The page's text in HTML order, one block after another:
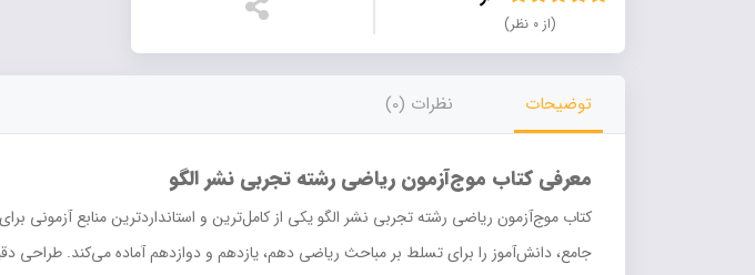
(از ۰ نظر)
توضیحات نظرات (0)
معرفی کتاب موج‌آزمون ریاضی رشته تجربی نشر الگو
کتاب موج‌آزمون ریاضی رشته تجربی نشر الگو یکی از کامل‌ترین و استانداردترین منابع آزمونی
جامع، دانش‌آموز را برای تسلط بر مباحث ریاضی دهم، یازدهم و دوازدهم آماده می‌کند.